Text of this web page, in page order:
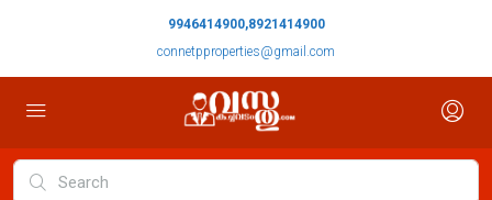
9946414900,8921414900
connetpproperties@gmail.com